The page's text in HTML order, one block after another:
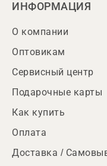
ИНФОРМАЦИЯ
О компании
Оптовикам
Сервисный центр
Подарочные карты
Как купить
Оплата
Доставка /